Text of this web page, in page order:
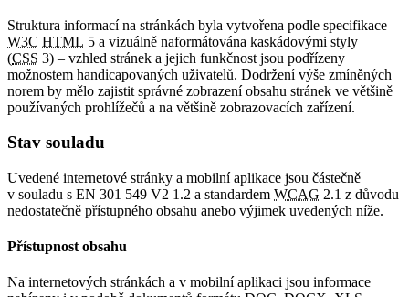
Struktura informací na stránkách byla vytvořena podle specifikace
W3C HTML 5 a vizuálně naformátována kaskádovými styly
(CSS 3) – vzhled stránek a jejich funkčnost jsou podřízeny
možnostem handicapovaných uživatelů. Dodržení výše zmíněných
norem by mělo zajistit správné zobrazení obsahu stránek ve většině
používaných prohlížečů a na většině zobrazovacích zařízení.
Stav souladu
Uvedené internetové stránky a mobilní aplikace jsou částečně
v souladu s EN 301 549 V2 1.2 a standardem WCAG 2.1 z důvodu
nedostatečně přístupného obsahu anebo výjimek uvedených níže.
Přístupnost obsahu
Na internetových stránkách a v mobilní aplikaci jsou informace